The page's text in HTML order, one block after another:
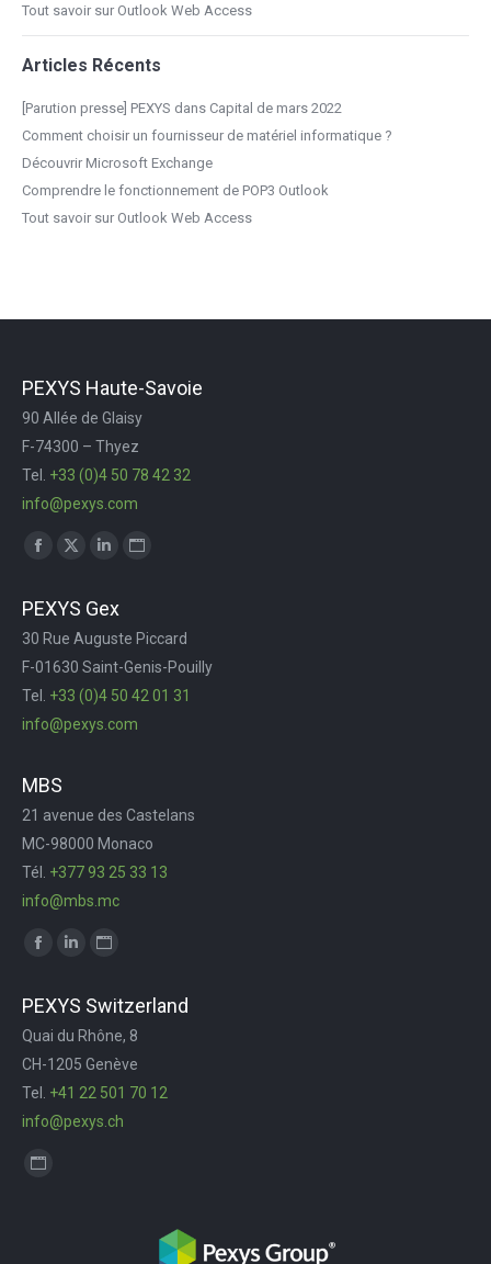
Tout savoir sur Outlook Web Access
Articles Récents
[Parution presse] PEXYS dans Capital de mars 2022
Comment choisir un fournisseur de matériel informatique ?
Découvrir Microsoft Exchange
Comprendre le fonctionnement de POP3 Outlook
Tout savoir sur Outlook Web Access
PEXYS Haute-Savoie
90 Allée de Glaisy
F-74300 – Thyez
Tel. +33 (0)4 50 78 42 32
info@pexys.com
Trouvez nous sur :
opens
in
new
window
opens
in
new
window
opens
in
new
window
opens
in
new
window
PEXYS Gex
30 Rue Auguste Piccard
F-01630 Saint-Genis-Pouilly
Tel. +33 (0)4 50 42 01 31
info@pexys.com
MBS
21 avenue des Castelans
MC-98000 Monaco
Tél. +377 93 25 33 13
info@mbs.mc
Trouvez nous sur :
opens
in
new
window
opens
in
new
window
page
opens
in
new
window
PEXYS Switzerland
Quai du Rhône, 8
CH-1205 Genève
Tel. +41 22 501 70 12
info@pexys.ch
Trouvez nous sur :